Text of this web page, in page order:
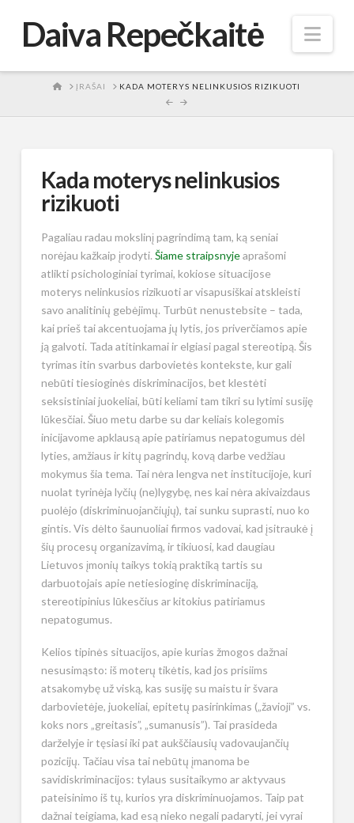
Daiva Repečkaitė
HOMEĮRAŠAI KADA MOTERYS NELINKUSIOS RIZIKUOTI
Kada moterys nelinkusios
rizikuoti
Pagaliau radau mokslinį pagrindimą tam, ką seniai
norėjau kažkaip įrodyti. Šiame straipsnyjeaprašomi
atlikti psichologiniai tyrimai, kokiose situacijose
moterys nelinkusios rizikuoti ar visapusiškai atskleisti
savo analitinių gebėjimų. Turbūt nenustebsite – tada,
kai prieš tai akcentuojama jų lytis, jos priverčiamos apie
ją galvoti. Tada atitinkamai ir elgiasi pagal stereotipą. Šis
tyrimas itin svarbus darbovietės kontekste, kur gali
nebūti tiesioginės diskriminacijos, bet klestėti
seksistiniai juokeliai, būti keliami tam tikri su lytimi susiję
lūkesčiai. Šiuo metu darbe su dar keliais kolegomis
inicijavome apklausą apie patiriamus nepatogumus dėl
lyties, amžiaus ir kitų pagrindų, kovą darbe vedžiau
mokymus šia tema. Tai nėra lengva net institucijoje, kuri
nuolat tyrinėja lyčių (ne)lygybę, nes kai nėra akivaizdaus
puolėjo (diskriminuojančiųjų), tai sunku suprasti, nuo ko
gintis. Vis dėlto šaunuoliai firmos vadovai, kad įsitraukė į
šių procesų organizavimą, ir tikiuosi, kad daugiau
Lietuvos įmonių taikys tokią praktiką tartis su
darbuotojais apie netiesioginę diskriminaciją,
stereotipinius lūkesčius ar kitokius patiriamus
nepatogumus.
Kelios tipinės situacijos, apie kurias žmogos dažnai
nesusimąsto: iš moterų tikėtis, kad jos prisiims
atsakomybę už viską, kas susiję su maistu ir švara
darbovietėje, juokeliai, epitetų pasirinkimas („žavioji” vs.
koks nors „greitasis”, „sumanusis”). Tai prasideda
darželyje ir tęsiasi iki pat aukščiausių vadovaujančių
pozicijų. Tačiau visa tai nebūtų įmanoma be
savidiskriminacijos: tylaus susitaikymo ar aktyvaus
pateisinimo iš tų, kurios yra diskriminuojamos. Taip pat
dažnai teigiama, kad esą nieko negali padaryti, jei vyrai